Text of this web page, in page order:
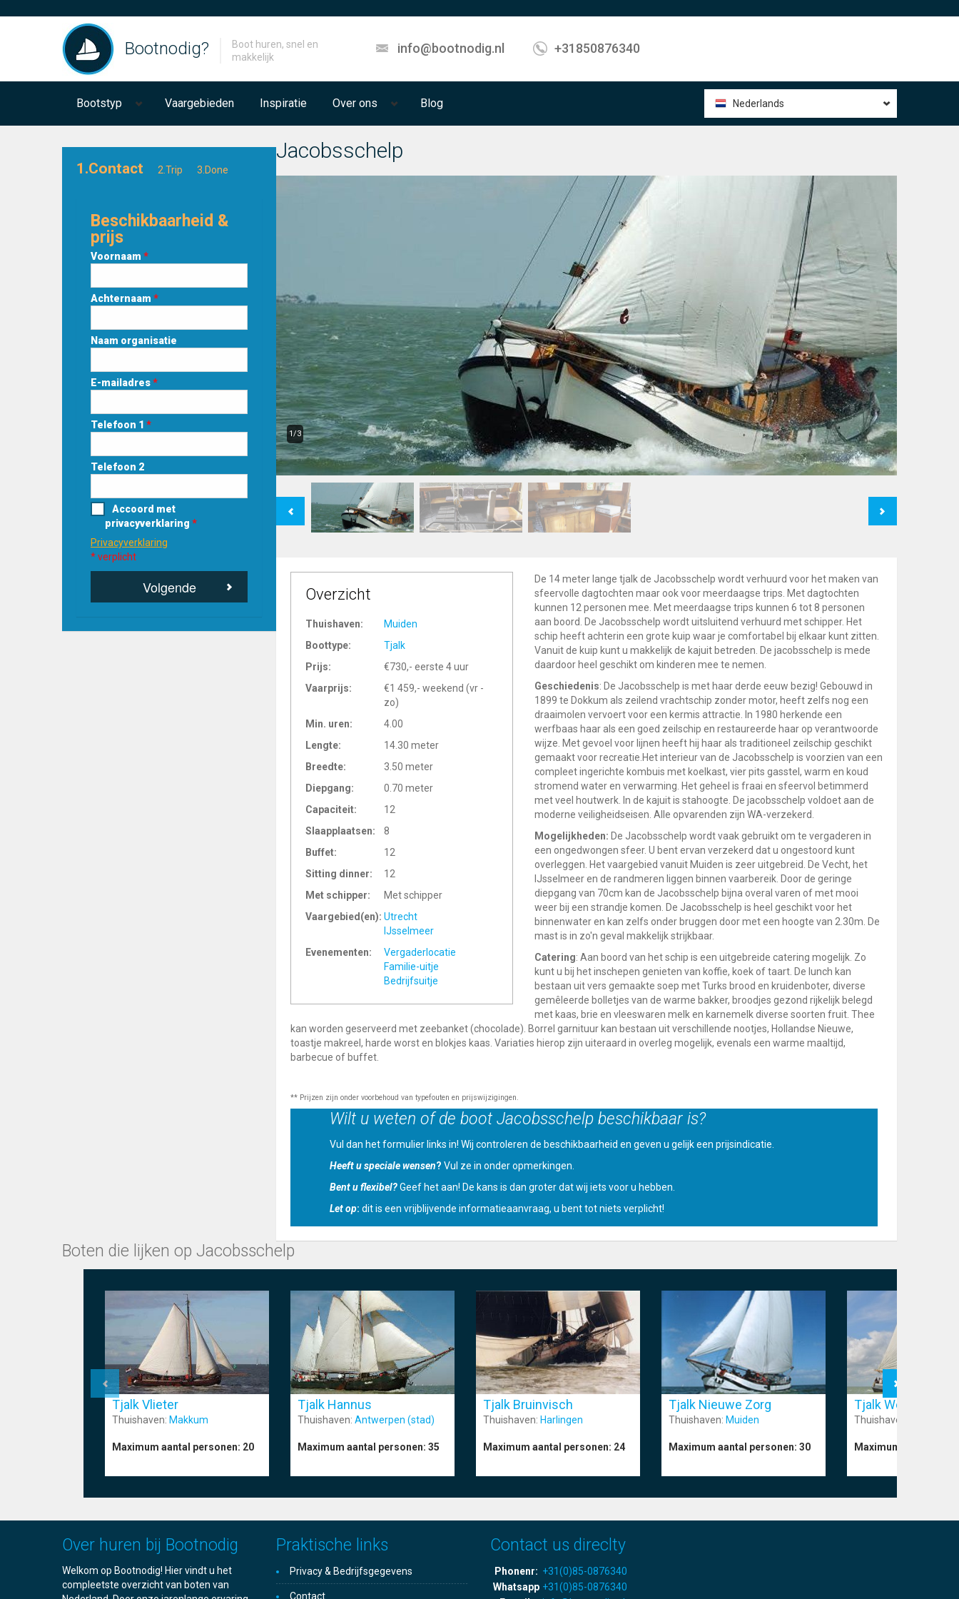
Bootnodig?
Boot huren, snel en
makkelijk
info@bootnodig.nl +31850876340
Bootstyp Vaargebieden Inspiratie Over ons Blog Nederlands
1.Contact 2.Trip 3.Done
Beschikbaarheid &
prijs
Voornaam *
Achternaam *
Naam organisatie
E-mailadres*
Telefoon 1 *
Telefoon 2
Accoord met
privacyverklaring *
Privacyverklaring
* verplicht
Volgende
Jacobsschelp
1/3
Overzicht
Thuishaven:
Muiden
Boottype:
Tjalk
Prijs:
€730,- eerste 4 uur
Vaarprijs:
€1 459,- weekend (vr -
zo)
Min. uren:
4.00
Lengte:
14.30 meter
Breedte:
3.50 meter
Diepgang:
0.70 meter
Capaciteit:
12
Slaapplaatsen:
8
Buffet:
12
Sitting dinner:
12
Met schipper:
Met schipper
Vaargebied(en): Utrecht
IJsselmeer
Evenementen:
Vergaderlocatie
Familie-uitje
Bedrijfsuitje
De 14 meter lange tjalk de Jacobsschelp wordt verhuurd voor het maken van
sfeervolle dagtochten maar ook voor meerdaagse trips. Met dagtochten
kunnen 12 personen mee. Met meerdaagse trips kunnen 6 tot 8 personen
aan boord. De Jacobsschelp wordt uitsluitend verhuurd met schipper. Het
schip heeft achterin een grote kuip waar je comfortabel bij elkaar kunt zitten.
Vanuit de kuip kunt u makkelijk de kajuit betreden. De jacobsschelp is mede
daardoor heel geschikt om kinderen mee te nemen.
Geschiedenis: De Jacobsschelp is met haar derde eeuw bezig! Gebouwd in
1899 te Dokkum als zeilend vrachtschip zonder motor, heeft zelfs nog een
draaimolen vervoert voor een kermis attractie. In 1980 herkende een
werfbaas haar als een goed zeilschip en restaureerde haar op verantwoorde
wijze. Met gevoel voor lijnen heeft hij haar als traditioneel zeilschip geschikt
gemaakt voor recreatie.Het interieur van de Jacobsschelp is voorzien van een
compleet ingerichte kombuis met koelkast, vier pits gasstel, warm en koud
stromend water en verwarming. Het geheel is fraai en sfeervol betimmerd
met veel houtwerk. In de kajuit is stahoogte. De jacobsschelp voldoet aan de
moderne veiligheidseisen. Alle opvarenden zijn WA-verzekerd.
Mogelijkheden: De Jacobsschelp wordt vaak gebruikt om te vergaderen in
een ongedwongen sfeer. U bent ervan verzekerd dat u ongestoord kunt
overleggen. Het vaargebied vanuit Muiden is zeer uitgebreid. De Vecht, het
IJsselmeer en de randmeren liggen binnen vaarbereik. Door de geringe
diepgang van 70cm kan de Jacobsschelp bijna overal varen of met mooi
weer bij een strandje komen. De Jacobsschelp is heel geschikt voor het
binnenwater en kan zelfs onder bruggen door met een hoogte van 2.30m. De
mast is in zo'n geval makkelijk strijkbaar.
Catering: Aan boord van het schip is een uitgebreide catering mogelijk. Zo
kunt u bij het inschepen genieten van koffie, koek of taart. De lunch kan
bestaan uit vers gemaakte soep met Turks brood en kruidenboter, diverse
gemêleerde bolletjes van de warme bakker, broodjes gezond rijkelijk belegd
met kaas, brie en vleeswaren melk en karnemelk diverse soorten fruit. Thee
kan worden geserveerd met zeebanket (chocolade). Borrel garnituur kan bestaan uit verschillende nootjes, Hollandse Nieuwe,
toastje makreel, harde worst en blokjes kaas. Variaties hierop zijn uiteraard in overleg mogelijk, evenals een warme maaltijd,
barbecue of buffet.
** Prijzen zijn onder voorbehoud van typefouten en prijswijzigingen.
Wilt u weten of de boot Jacobsschelp beschikbaar is?
Vul dan het formulier links in! Wij controleren de beschikbaarheid en geven u gelijk een prijsindicatie.
Heeft u speciale wensen? Vul ze in onder opmerkingen.
Bent u flexibel?Geef het aan! De kans is dan groter dat wij iets voor u hebben.
Let op: dit is een vrijblijvende informatieaanvraag, u bent tot niets verplicht!
Boten die lijken op Jacobsschelp
Tjalk Vlieter
Thuishaven: Makkum
Maximum aantal personen: 20
Tjalk Hannus
Thuishaven: Antwerpen (stad)
Maximum aantal personen: 35
Tjalk Bruinvisch
Thuishaven: Harlingen
Maximum aantal personen: 24
Tjalk Nieuwe Zorg
Thuishaven: Muiden
Maximum aantal personen: 30
Tjalk Wending
Thuishaven:
Maximum aantal
Over huren bij Bootnodig
Welkom op Bootnodig! Hier vindt u het
compleetste overzicht van boten van
Praktische links
Privacy & Bedrijfsgegevens
Contact
Contact us direclty
Phonenr: +31(0)85-0876340
Whatsapp +31(0)85-0876340